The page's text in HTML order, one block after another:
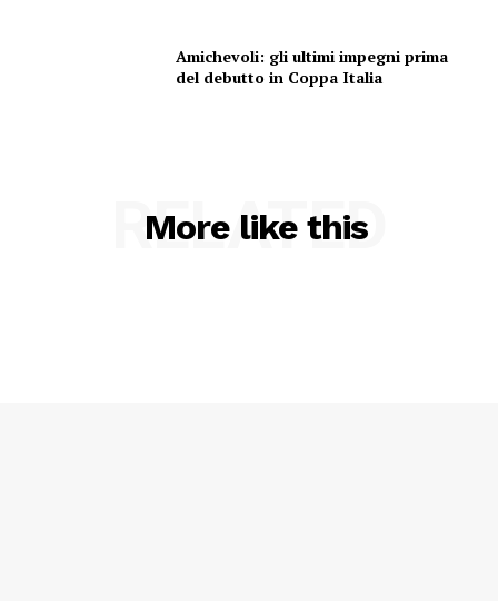
Amichevoli: gli ultimi impegni prima
del debutto in Coppa Italia
More like this
RELATED